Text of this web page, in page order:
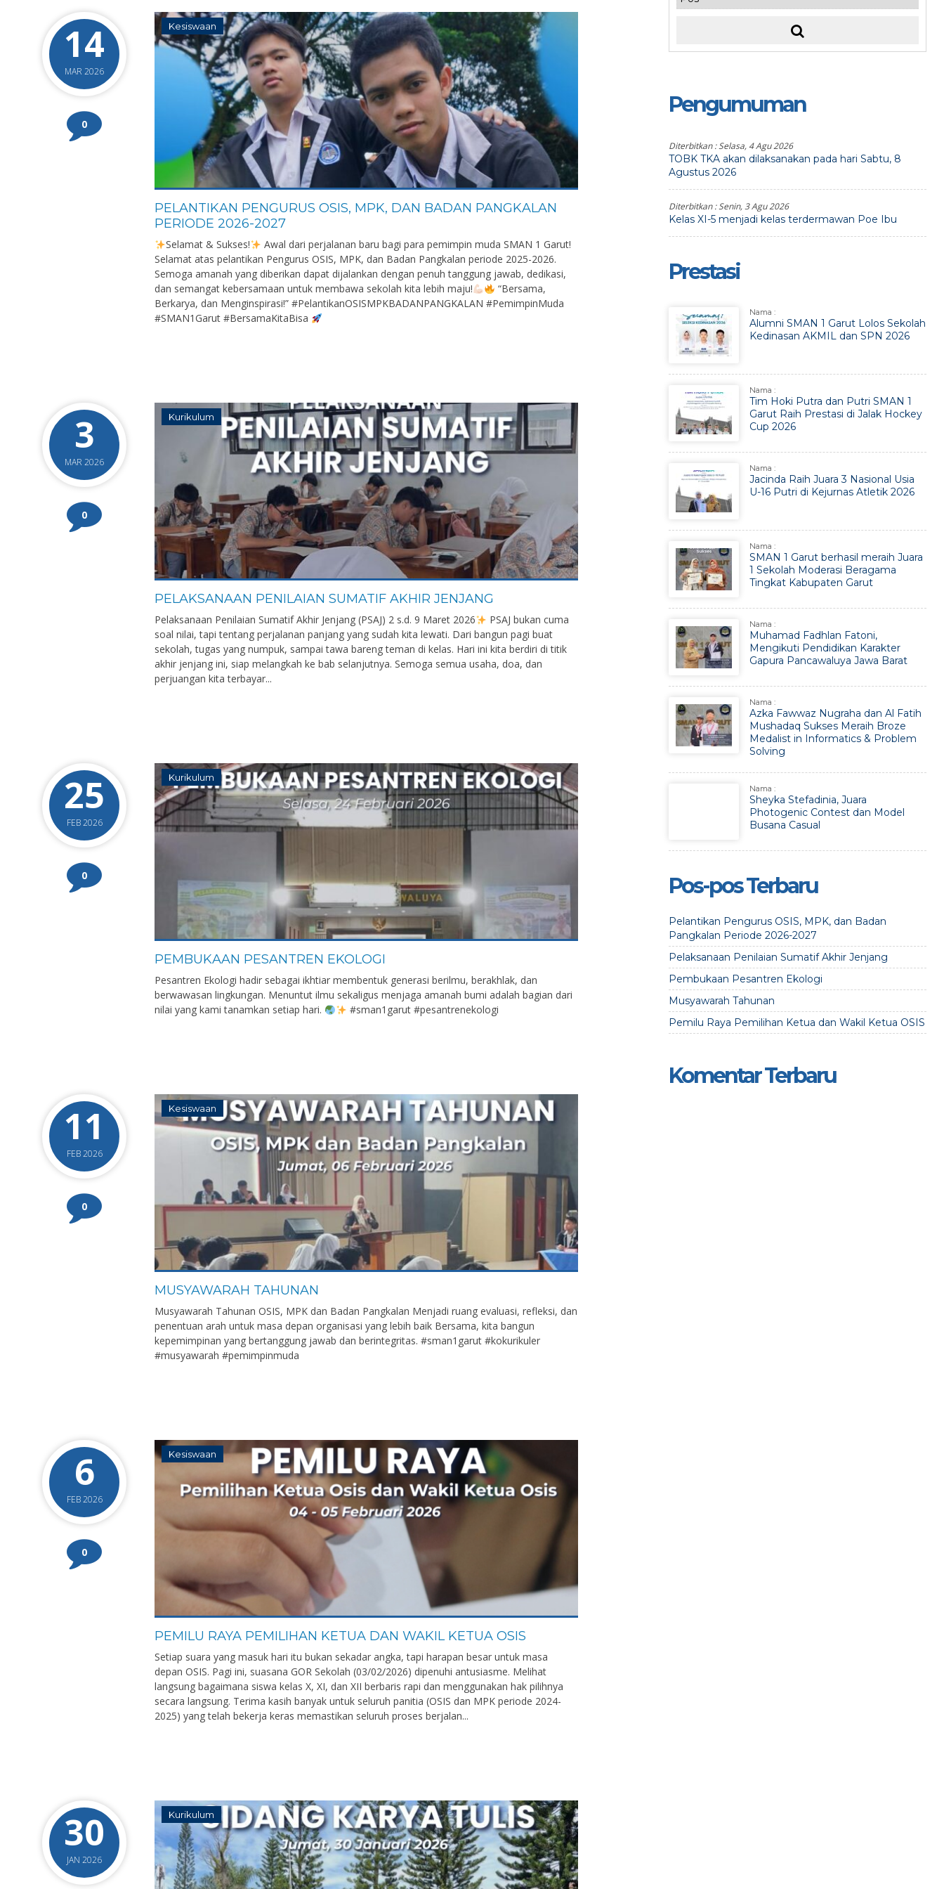
14
MAR 2026
0
Kesiswaan
PELANTIKAN PENGURUS OSIS, MPK, DAN BADAN PANGKALAN
PERIODE 2026-2027
Selamat & Sukses!
Awal dari perjalanan baru bagi para pemimpin muda SMAN 1 Garut!
Selamat atas pelantikan Pengurus OSIS, MPK, dan Badan Pangkalan periode 2025-2026.
Semoga amanah yang diberikan dapat dijalankan dengan penuh tanggung jawab, dedikasi,
dan semangat kebersamaan untuk membawa sekolah kita lebih maju!
“Bersama,
Berkarya, dan Menginspirasi!” #PelantikanOSISMPKBADANPANGKALAN #PemimpinMuda
#SMAN1Garut #BersamaKitaBisa
3
MAR 2026
0
Kurikulum
PELAKSANAAN PENILAIAN SUMATIF AKHIR JENJANG
Pelaksanaan Penilaian Sumatif Akhir Jenjang (PSAJ) 2 s.d. 9 Maret 2026
PSAJ bukan cuma
soal nilai, tapi tentang perjalanan panjang yang sudah kita lewati. Dari bangun pagi buat
sekolah, tugas yang numpuk, sampai tawa bareng teman di kelas. Hari ini kita berdiri di titik
akhir jenjang ini, siap melangkah ke bab selanjutnya. Semoga semua usaha, doa, dan
perjuangan kita terbayar...
25
FEB 2026
0
Kurikulum
PEMBUKAAN PESANTREN EKOLOGI
Pesantren Ekologi hadir sebagai ikhtiar membentuk generasi berilmu, berakhlak, dan
berwawasan lingkungan. Menuntut ilmu sekaligus menjaga amanah bumi adalah bagian dari
nilai yang kami tanamkan setiap hari.
#sman1garut #pesantrenekologi
11
FEB 2026
0
Kesiswaan
MUSYAWARAH TAHUNAN
Musyawarah Tahunan OSIS, MPK dan Badan Pangkalan Menjadi ruang evaluasi, refleksi, dan
penentuan arah untuk masa depan organisasi yang lebih baik Bersama, kita bangun
kepemimpinan yang bertanggung jawab dan berintegritas. #sman1garut #kokurikuler
#musyawarah #pemimpinmuda
6
FEB 2026
0
Kesiswaan
PEMILU RAYA PEMILIHAN KETUA DAN WAKIL KETUA OSIS
Setiap suara yang masuk hari itu bukan sekadar angka, tapi harapan besar untuk masa
depan OSIS. Pagi ini, suasana GOR Sekolah (03/02/2026) dipenuhi antusiasme. Melihat
langsung bagaimana siswa kelas X, XI, dan XII berbaris rapi dan menggunakan hak pilihnya
secara langsung. Terima kasih banyak untuk seluruh panitia (OSIS dan MPK periode 2024-
2025) yang telah bekerja keras memastikan seluruh proses berjalan...
30
JAN 2026
Kurikulum
Pengumuman
Diterbitkan :Selasa, 4 Agu 2026
TOBK TKA akan dilaksanakan pada hari Sabtu, 8
Agustus 2026
Diterbitkan :Senin, 3 Agu 2026
Kelas XI-5 menjadi kelas terdermawan Poe Ibu
Prestasi
Nama :
Alumni SMAN 1 Garut Lolos Sekolah
Kedinasan AKMIL dan SPN 2026
Nama :
Tim Hoki Putra dan Putri SMAN 1
Garut Raih Prestasi di Jalak Hockey
Cup 2026
Nama :
Jacinda Raih Juara 3 Nasional Usia
U-16 Putri di Kejurnas Atletik 2026
Nama :
SMAN 1 Garut berhasil meraih Juara
1 Sekolah Moderasi Beragama
Tingkat Kabupaten Garut
Nama :
Muhamad Fadhlan Fatoni,
Mengikuti Pendidikan Karakter
Gapura Pancawaluya Jawa Barat
Nama :
Azka Fawwaz Nugraha dan Al Fatih
Mushadaq Sukses Meraih Broze
Medalist in Informatics & Problem
Solving
Nama :
Sheyka Stefadinia, Juara
Photogenic Contest dan Model
Busana Casual
Pos-pos Terbaru
Pelantikan Pengurus OSIS, MPK, dan Badan
Pangkalan Periode 2026-2027
Pelaksanaan Penilaian Sumatif Akhir Jenjang
Pembukaan Pesantren Ekologi
Musyawarah Tahunan
Pemilu Raya Pemilihan Ketua dan Wakil Ketua OSIS
Komentar Terbaru